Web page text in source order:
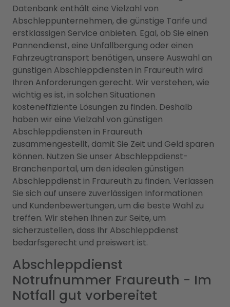
Datenbank enthält eine Vielzahl von
Abschleppunternehmen, die günstige Tarife und
erstklassigen Service anbieten. Egal, ob Sie einen
Pannendienst, eine Unfallbergung oder einen
Fahrzeugtransport benötigen, unsere Auswahl an
günstigen Abschleppdiensten in Fraureuth wird
Ihren Anforderungen gerecht. Wir verstehen, wie
wichtig es ist, in solchen Situationen
kosteneffiziente Lösungen zu finden. Deshalb
haben wir eine Vielzahl von günstigen
Abschleppdiensten in Fraureuth
zusammengestellt, damit Sie Zeit und Geld sparen
können. Nutzen Sie unser Abschleppdienst-
Branchenportal, um den idealen günstigen
Abschleppdienst in Fraureuth zu finden. Verlassen
Sie sich auf unsere zuverlässigen Informationen
und Kundenbewertungen, um die beste Wahl zu
treffen. Wir stehen Ihnen zur Seite, um
sicherzustellen, dass Ihr Abschleppdienst
bedarfsgerecht und preiswert ist.
Abschleppdienst
Notrufnummer Fraureuth - Im
Notfall gut vorbereitet